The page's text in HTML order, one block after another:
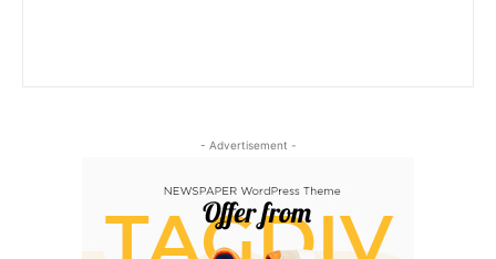
- Advertisement -